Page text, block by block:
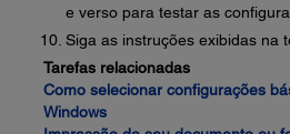
e verso para testar as
Siga as instruções exibidas na
Tarefas relacionadas
Como selecionar configurações
Windows